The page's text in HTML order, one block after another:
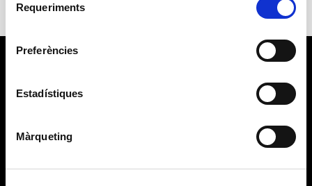
Requeriments
Preferències
Estadístiques
Màrqueting